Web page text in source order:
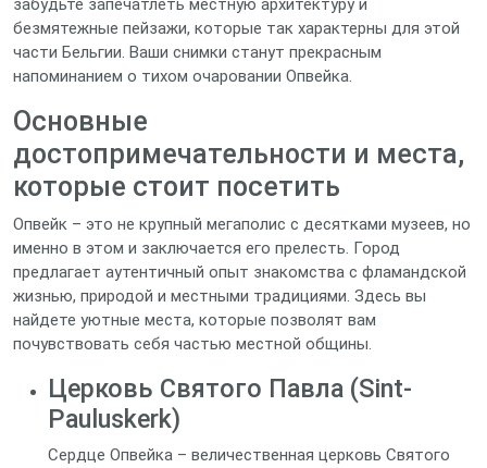
забудьте запечатлеть местную архитектуру и
безмятежные пейзажи, которые так характерны для этой
части Бельгии. Ваши снимки станут прекрасным
напоминанием о тихом очаровании Опвейка.
Основные
достопримечательности и места,
которые стоит посетить
Опвейк – это не крупный мегаполис с десятками музеев, но
именно в этом и заключается его прелесть. Город
предлагает аутентичный опыт знакомства с фламандской
жизнью, природой и местными традициями. Здесь вы
найдете уютные места, которые позволят вам
почувствовать себя частью местной общины.
Церковь Святого Павла (Sint-
Pauluskerk)
Сердце Опвейка – величественная церковь Святого